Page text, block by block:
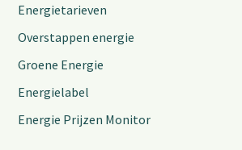
Energietarieven
Overstappen energie
Groene Energie
Energielabel
Energie Prijzen Monitor